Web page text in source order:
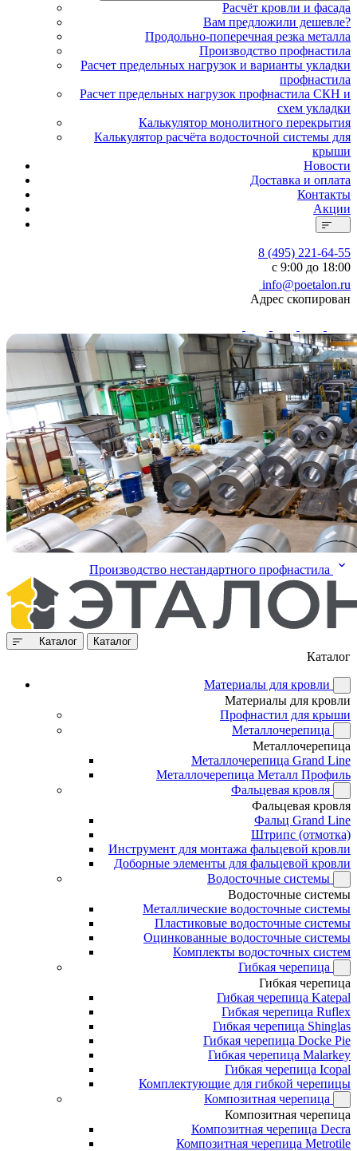
Расчёт кровли и фасада
Вам предложили дешевле?
Продольно-поперечная резка металла
Производство профнастила
Расчет предельных нагрузок и варианты укладки
профнастила
Расчет предельных нагрузок профнастила СКН и
схем укладки
Калькулятор монолитного перекрытия
Калькулятор расчёта водосточной системы для
крыши
Новости
Доставка и оплата
Контакты
Акции
8 (495) 221-64-55
с 9:00 до 18:00
info@poetalon.ru
Адрес скопирован
Производство нестандартного профнастила
Каталог Каталог
Каталог
Материалы для кровли
Материалы для кровли
Профнастил для крыши
Металлочерепица
Металлочерепица
Металлочерепица Grand Line
Металлочерепица Металл Профиль
Фальцевая кровля
Фальцевая кровля
Фальц Grand Line
Штрипс (отмотка)
Инструмент для монтажа фальцевой кровли
Доборные элементы для фальцевой кровли
Водосточные системы
Водосточные системы
Металлические водосточные системы
Пластиковые водосточные системы
Оцинкованные водосточные системы
Комплекты водосточных систем
Гибкая черепица
Гибкая черепица
Гибкая черепица Katepal
Гибкая черепица Ruflex
Гибкая черепица Shinglas
Гибкая черепица Docke Pie
Гибкая черепица Malarkey
Гибкая черепица Icopal
Комплектующие для гибкой черепицы
Композитная черепица
Композитная черепица
Композитная черепица Decra
Композитная черепица Metrotile